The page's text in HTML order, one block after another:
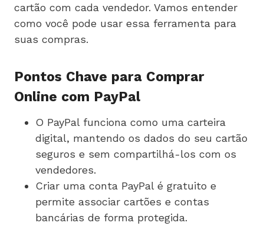
cartão com cada vendedor. Vamos entender
como você pode usar essa ferramenta para
suas compras.
Pontos Chave para Comprar
Online com PayPal
O PayPal funciona como uma carteira
digital, mantendo os dados do seu cartão
seguros e sem compartilhá-los com os
vendedores.
Criar uma conta PayPal é gratuito e
permite associar cartões e contas
bancárias de forma protegida.